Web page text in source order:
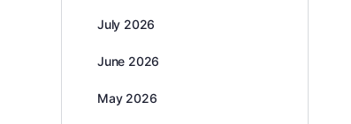
July 2026
June 2026
May 2026